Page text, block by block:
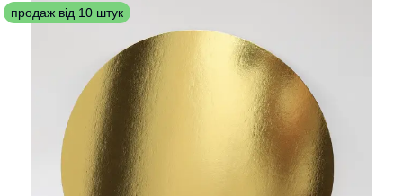
продаж від 10 штук